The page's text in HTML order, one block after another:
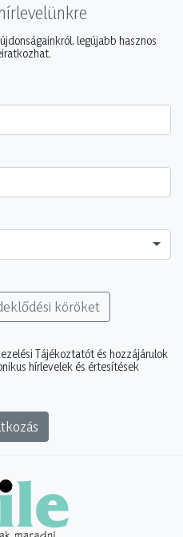
legújabb hasznos
köröket
Tájékoztatót és hozzájárulok
hírlevelek és értesítések